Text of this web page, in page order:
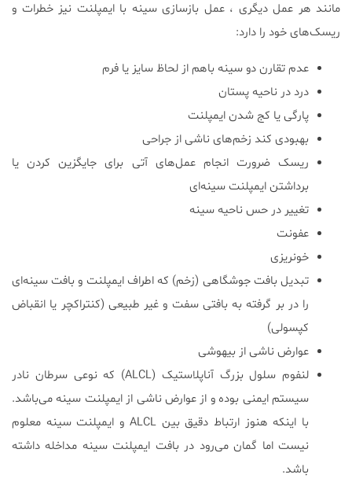
مانند هر عمل دیگری ، عمل بازسازی سینه با ایمپلنت نیز خطرات و
ریسک‌های خود را دارد:
عدم تقارن دو سینه باهم از لحاظ سایز یا فرم
درد در ناحیه پستان
پارگی یا کج شدن ایمپلنت
بهبودی کند زخم‌های ناشی از جراحی
ریسک ضرورت انجام عمل‌های آتی برای جایگزین کردن یا
برداشتن ایمپلنت سینه‌ای
تغییر در حس ناحیه سینه
عفونت
خونریزی
تبدیل بافت جوشگاهی (زخم) که اطراف ایمپلنت و بافت سینه‌ای
را در بر گرفته به بافتی سفت و غیر طبیعی (کنتراکچر یا انقباض
کپسولی)
عوارض ناشی از بیهوشی
لنفوم سلول بزرگ آناپلاستیک (ALCL) که نوعی سرطان نادر
سیستم ایمنی بوده و از عوارض ناشی از ایمپلنت سینه می‌باشد.
با اینکه هنوز ارتباط دقیق بین ALCL و ایمپلنت سینه معلوم
نیست اما گمان می‌رود در بافت ایمپلنت سینه مداخله داشته
باشد.